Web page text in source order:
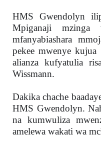
HMS Gwendolyn
Mpiganaji
mfanyabiashara
pekee mwenye
alianza kufyatulia
Wissmann.
Dakika chache
HMS Gwendolyn.
na kumwuliza
amelewa wakati wa